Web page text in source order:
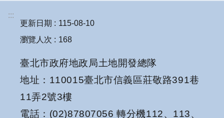
合
務
站
連
:::
更新日期
115-08-10
瀏覽人次
168
臺北市政府地政局土地開發總隊
地址：110015臺北市信義區莊敬路391巷
11弄2號3樓
電話：(02)87807056 轉分機112、113、